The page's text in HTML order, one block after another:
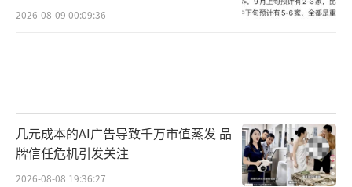
2026-08-09 00:09:36
几元成本的AI广告导致千万市值蒸发 品
牌信任危机引发关注
2026-08-08 19:36:27